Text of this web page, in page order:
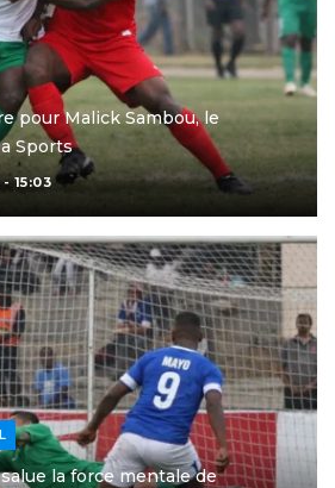
pour Malick Sambou, le
Sports
15:03
la force mentale de